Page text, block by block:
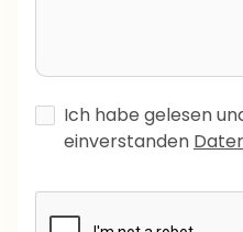
Ich habe gelesen
einverstanden